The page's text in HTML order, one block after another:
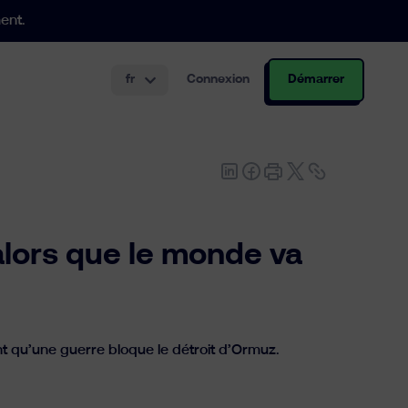
fr Connexion Démarrer
que le monde va
guerre bloque le détroit d’Ormuz.